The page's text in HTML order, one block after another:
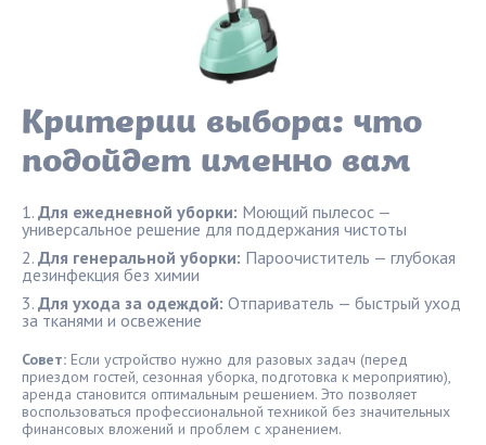
Критерии выбора: что
подойдет именно вам
Для ежедневной уборки: Моющий пылесос —
универсальное решение для поддержания чистоты
Для генеральной уборки: Пароочиститель — глубокая
дезинфекция без химии
Для ухода за одеждой: Отпариватель — быстрый уход
за тканями и освежение
Совет: Если устройство нужно для разовых задач (перед
приездом гостей, сезонная уборка, подготовка к мероприятию),
аренда становится оптимальным решением. Это позволяет
воспользоваться профессиональной техникой без значительных
финансовых вложений и проблем с хранением.